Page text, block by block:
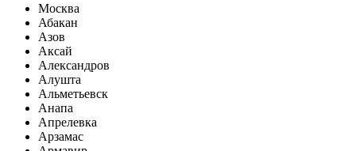
Москва
Абакан
Азов
Аксай
Александров
Алушта
Альметьевск
Анапа
Апрелевка
Арзамас